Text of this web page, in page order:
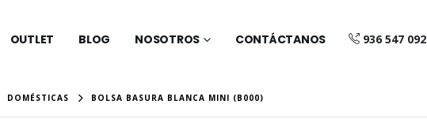
OUTLET BLOG NOSOTROS CONTÁCTANOS 936 547 092
DOMÉSTICAS BOLSA BASURA BLANCA MINI (B000)